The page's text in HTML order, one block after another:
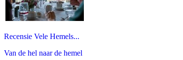
Recensie Vele Hemels...
Van de hel naar de hemel